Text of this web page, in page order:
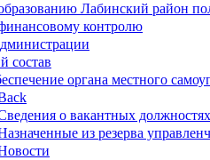
Лабинский район
контролю
состав
органа местного
о вакантных
из резерва